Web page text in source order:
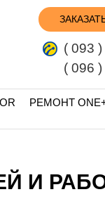
( 093
( 096
РЕМОНТ
И